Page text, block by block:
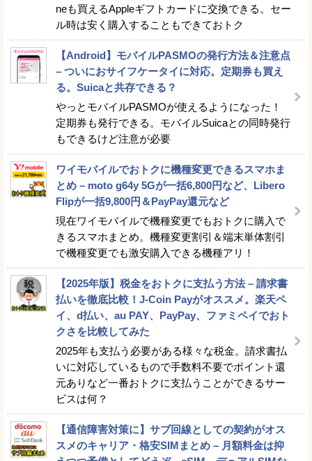
neも買えるAppleギフトカードに交換できる。セー
ル時は安く購入することもできておトク
【Android】モバイルPASMOの発行方法＆注意点
– ついにおサイフケータイに対応。定期券も買え
る。Suicaと共存できる？
やっとモバイルPASMOが使えるようになった！
定期券も発行できる。モバイルSuicaとの同時発行
もできるけど注意が必要
ワイモバイルでおトクに機種変更できるスマホま
とめ – moto g64y 5Gが一括6,800円など、Libero
Flipが一括9,800円＆PayPay還元など
現在ワイモバイルで機種変更でもおトクに購入で
きるスマホまとめ。機種変更割引＆端末単体割引
で機種変更でも激安購入できる機種アリ！
【2025年版】税金をおトクに支払う方法 – 請求書
払いを徹底比較！J-Coin Payがオススメ。楽天ペ
イ、d払い、au PAY、PayPay、ファミペイでおト
クさを比較してみた
2025年も支払う必要がある様々な税金。請求書払
いに対応しているもので手数料不要でポイント還
元ありなど一番おトクに支払うことができるサー
ビスは何？
【通信障害対策に】サブ回線としての契約がオス
スメのキャリア・格安SIMまとめ – 月額料金は抑